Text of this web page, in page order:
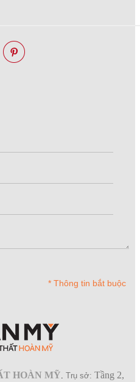
* Thông tin bắt buộc
HOÀN MỸ. Trụ sở: Tầng 2,